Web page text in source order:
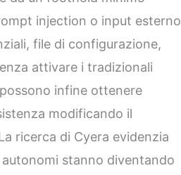
injection o input esterno
file di configurazione,
attivare i tradizionali
infine ottenere
modificando il
ricerca di Cyera evidenzia
stanno diventando